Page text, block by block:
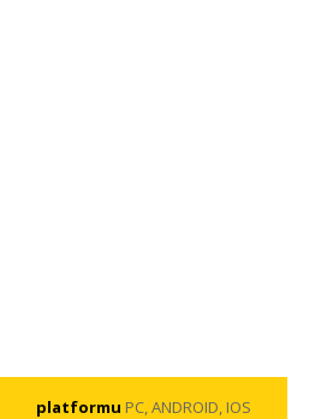
platformu PC, ANDROID, IOS